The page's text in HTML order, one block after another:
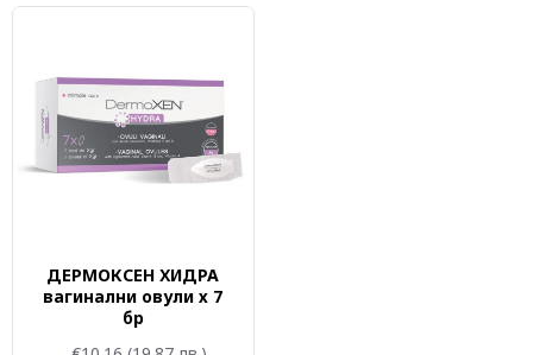
ДЕРМОКСЕН ХИДРА
вагинални овули х 7
бр